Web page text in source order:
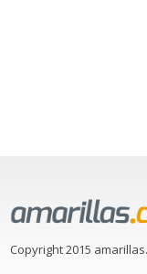
Copyright 2015